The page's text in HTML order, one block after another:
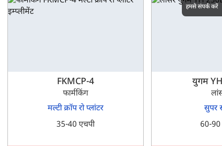
FKMCP-4
फार्मकिंग
मल्टी क्रॉप रो प्लांटर
35-40 एचपी
युगम
सुपर
60-90
हमसे संपर्क करें